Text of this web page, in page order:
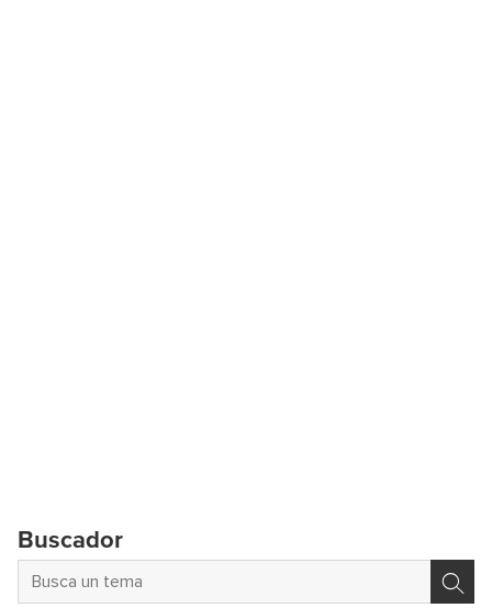
Buscador